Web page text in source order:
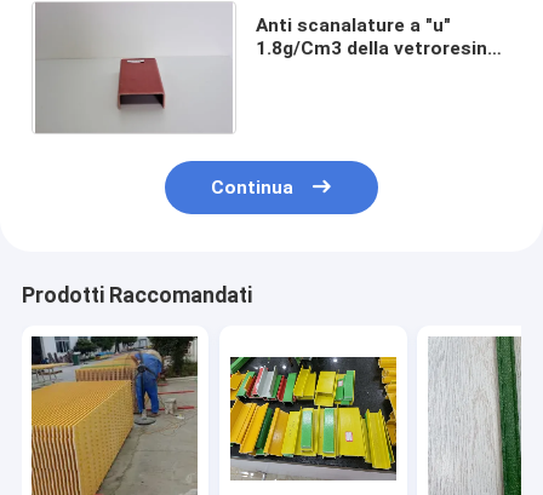
Anti scanalature a "u"
1.8g/Cm3 della vetroresina
Continua
Prodotti Raccomandati